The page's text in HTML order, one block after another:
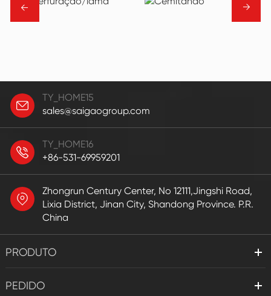
→ →
TY_HOME15
sales@saigaogroup.com
TY_HOME16
+86-531-69959201
Zhongrun Century Center, No 12111,Jingshi Road,
Lixia District, Jinan City, Shandong Province. P.R.
China
PRODUTO
PEDIDO